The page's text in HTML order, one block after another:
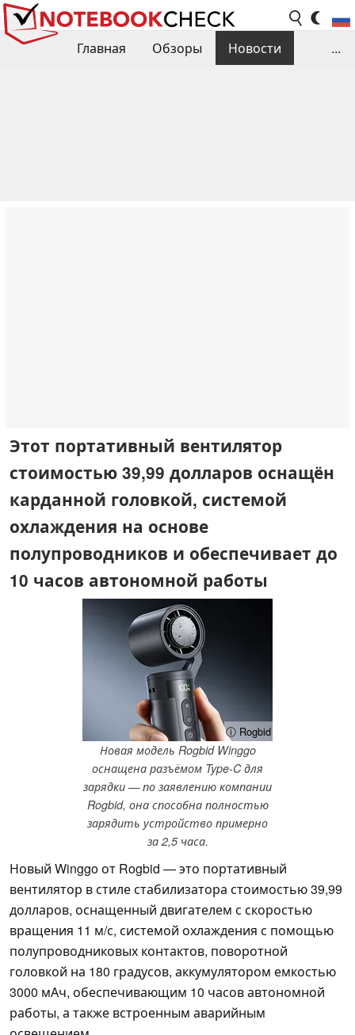
Главная Обзоры
Новости
...
Этот портативный вентилятор
стоимостью 39,99 долларов оснащён
карданной головкой, системой
охлаждения на основе
полупроводников и обеспечивает до
10 часов автономной работы
ⓘ Rogbid
Новая модель Rogbid Winggo
оснащена разъёмом Type-C для
зарядки — по заявлению компании
Rogbid, она способна полностью
зарядить устройство примерно
за 2,5 часа.
Новый Winggo от Rogbid — это портативный
вентилятор в стиле стабилизатора стоимостью 39,99
долларов, оснащенный двигателем с скоростью
вращения 11 м/с, системой охлаждения с помощью
полупроводниковых контактов, поворотной
головкой на 180 градусов, аккумулятором емкостью
3000 мАч, обеспечивающим 10 часов автономной
работы, а также встроенным аварийным